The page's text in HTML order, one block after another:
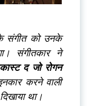
संगीत को उनके
संगीतकार ने
द जो रोगन
करने वाली
था।